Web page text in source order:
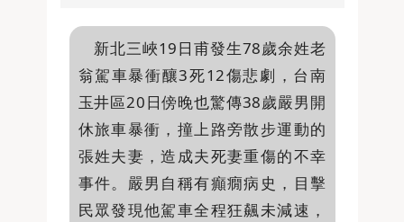
新北三峽19日甫發生78歲余姓老
翁駕車暴衝釀3死12傷悲劇，台南
玉井區20日傍晚也驚傳38歲嚴男開
休旅車暴衝，撞上路旁散步運動的
張姓夫妻，造成夫死妻重傷的不幸
事件。嚴男自稱有癲癇病史，目擊
民眾發現他駕車全程狂飆未減速，